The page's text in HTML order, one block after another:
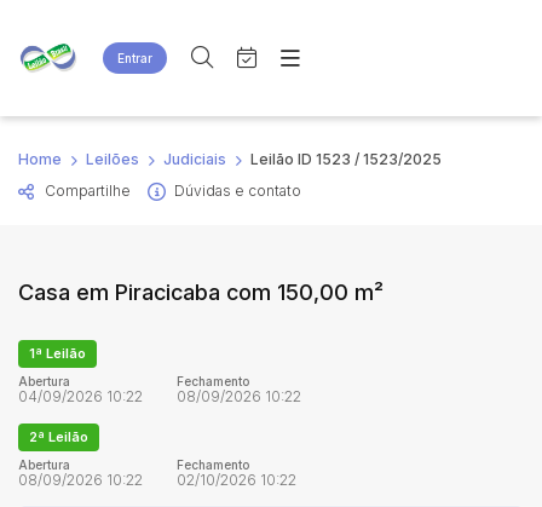
Entrar
Criar conta Entrar
Site
Agenda
Quem Somos
Busca por categoria
Busca por palavra-chave
Bairro Comitente
Judiciais Extrajudiciais
Home
Quem Somos
Home Leilões Judiciais
Leilão ID 1523 / 1523/2025
Compartilhe
Dúvidas e contato
Casa em Piracicaba com 150,00 m²
1ª Leilão
Abertura
04/09/2026 10:22
Fechamento
08/09/2026 10:22
2ª Leilão
Abertura
08/09/2026 10:22
Fechamento
02/10/2026 10:22